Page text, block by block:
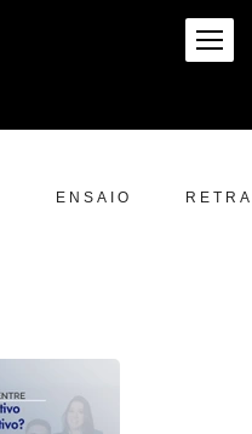
ENSAIO